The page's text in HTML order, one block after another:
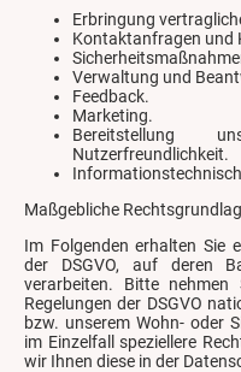
Erbringung
Kontaktanfragen und
Verwaltung und
Feedback.
Marketing.
Bereitstellung
Nutzerfreundlichkeit.
Maßgebliche
Im Folgenden erhalten Sie
der DSGVO, auf deren
verarbeiten. Bitte
Regelungen der DSGVO
bzw. unserem Wohn- oder
im Einzelfall speziellere
wir Ihnen diese in der